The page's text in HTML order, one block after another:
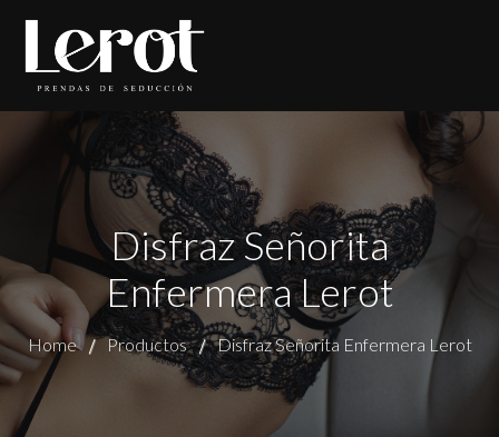
Disfraz Señorita
Enfermera Lerot
Home Productos Disfraz Señorita Enfermera Lerot